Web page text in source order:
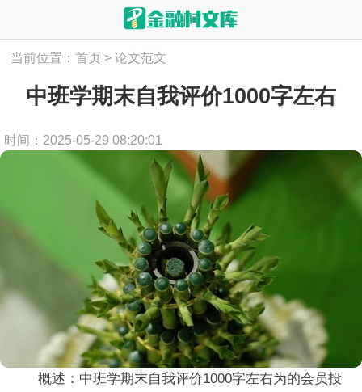
当前位置：首页 > 论文范文
中班学期末自我评价1000字左右
时间：2025-05-29 08:20:01
概述：中班学期末自我评价1000字左右为的会员投